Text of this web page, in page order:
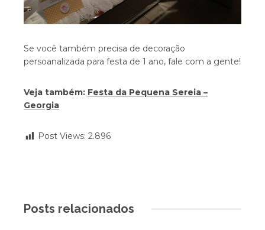
Se você também precisa de decoração
persoanalizada para festa de 1 ano, fale com a gente!
Veja também: Festa da Pequena Sereia –
Georgia
Post Views: 2.896
Posts relacionados